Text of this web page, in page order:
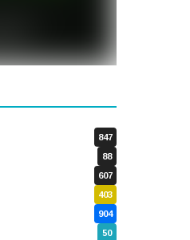
847
88
607
403
904
50